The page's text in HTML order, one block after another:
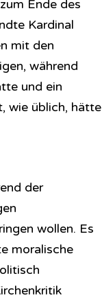
Ende des
Kardinal
mit den
während
und ein
wie üblich, hätte
der
wollen. Es
moralische